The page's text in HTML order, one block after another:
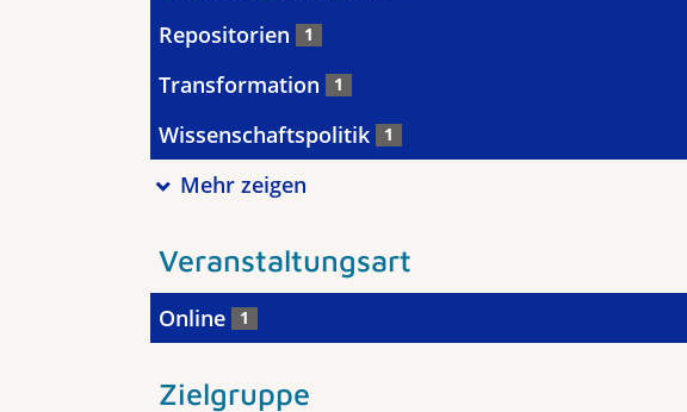
Repositorien 1
Transformation 1
Wissenschaftspolitik 1
Mehr zeigen
Veranstaltungsart
Online 1
Zielgruppe